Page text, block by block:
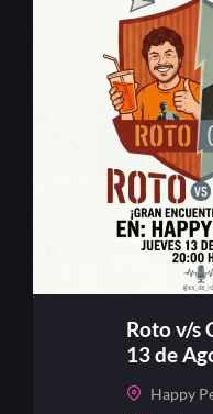
Roto v/s
13 de
Happy